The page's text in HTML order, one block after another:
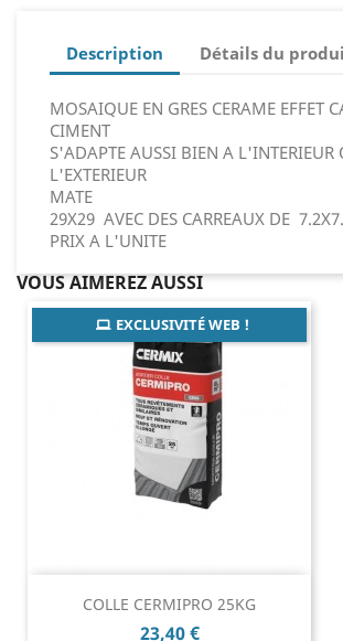
Description Détails du
MOSAIQUE EN GRES CERAME EFFET
CIMENT
S'ADAPTE AUSSI BIEN A L'INTERIEUR
L'EXTERIEUR
MATE
29X29 AVEC DES CARREAUX DE
PRIX A L'UNITE
VOUS AIMEREZ AUSSI
COLLE CERMIPRO 25KG
Prix
23,40 €
EXCLUSIVITÉ WEB !